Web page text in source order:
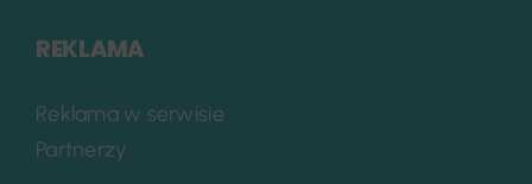
REKLAMA
Reklama w serwisie
Partnerzy